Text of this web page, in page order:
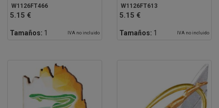
W1126FT466
5.15 €
Tamaños: 1 IVA no incluido
W1126FT613
5.15 €
Tamaños: 1 IVA no incluido